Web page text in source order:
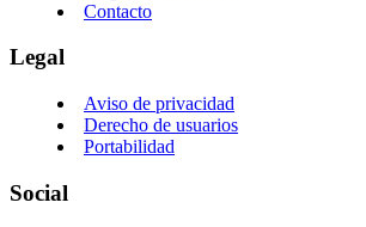
Contacto
Legal
Aviso de privacidad
Derecho de usuarios
Portabilidad
Social